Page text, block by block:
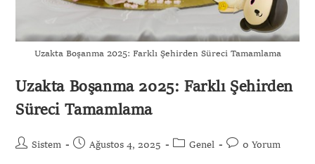
Uzakta Boşanma 2025: Farklı Şehirden Süreci Tamamlama
Uzakta Boşanma 2025: Farklı Şehirden
Süreci Tamamlama
Sistem Ağustos 4, 2025 Genel 0 Yorum